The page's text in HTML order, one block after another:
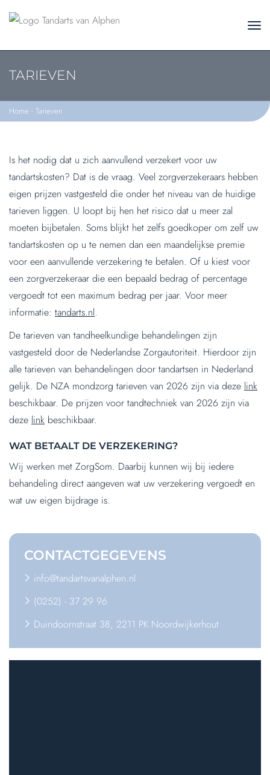
TARIEVEN
Home - Tarieven
Is het nodig dat u zich aanvullend verzekert voor uw
tandartskosten? Dat is de vraag. Veel zorgverzekeraars hebben
eigen prijzen vastgesteld die onder het niveau van de huidige
tarieven liggen. U loopt bij hen het risico dat u meer zal
moeten bijbetalen. Soms blijkt het zelfs goedkoper om zelf uw
tandartskosten op u te nemen dan een maandelijkse premie
voor een aanvullende verzekering te betalen. Of u kiest voor
een zorgverzekeraar die een bepaald bedrag of percentage
vergoedt tot een maximum bedrag per jaar. Voor meer
informatie: tandarts.nl.
De tarieven van tandheelkundige behandelingen zijn
vastgesteld door de Nederlandse Zorgautoriteit. Hierdoor zijn
alle tarieven van behandelingen door tandartsen in Nederland
gelijk. De NZA mondzorg tarieven van 2026 zijn via deze link
beschikbaar. De prijzen voor tandtechniek van 2026 zijn via
deze link beschikbaar.
WAT BETAALT DE VERZEKERING?
Wij werken met ZorgSom. Daarbij kunnen wij bij iedere
behandeling direct aangeven wat uw verzekering vergoedt en
wat uw eigen bijdrage is.
CONTACTGEGEVENS
info@tandartsvanalphen.nl
(0252) - 37 29 96
Duindoornstraat 38, 2211 PK Noordwijkerhout